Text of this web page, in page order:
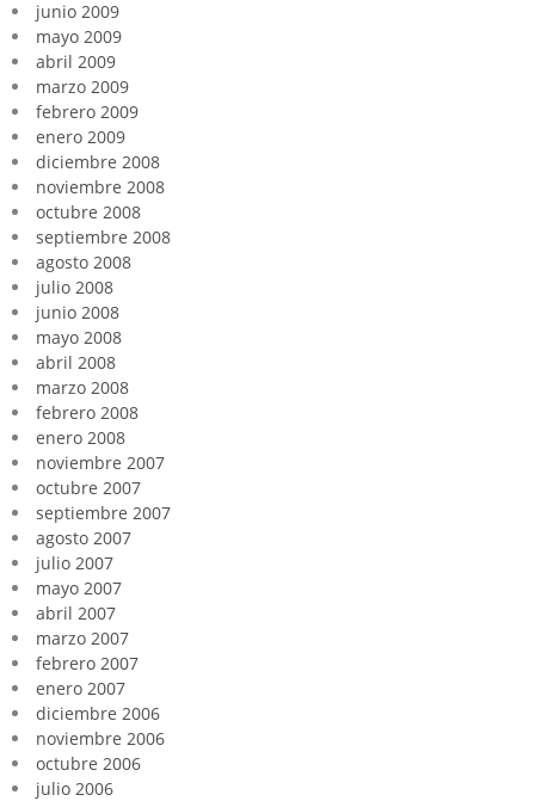
junio 2009
mayo 2009
abril 2009
marzo 2009
febrero 2009
enero 2009
diciembre 2008
noviembre 2008
octubre 2008
septiembre 2008
agosto 2008
julio 2008
junio 2008
mayo 2008
abril 2008
marzo 2008
febrero 2008
enero 2008
noviembre 2007
octubre 2007
septiembre 2007
agosto 2007
julio 2007
mayo 2007
abril 2007
marzo 2007
febrero 2007
enero 2007
diciembre 2006
noviembre 2006
octubre 2006
julio 2006